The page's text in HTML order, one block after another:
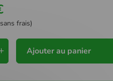
frais)
Ajouter au panier